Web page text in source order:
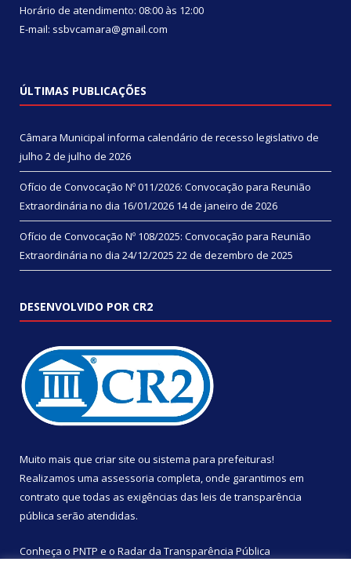
Horário de atendimento: 08:00 às 12:00
E-mail: ssbvcamara@gmail.com
ÚLTIMAS PUBLICAÇÕES
Câmara Municipal informa calendário de recesso legislativo de
julho 2 de julho de 2026
Ofício de Convocação Nº 011/2026: Convocação para Reunião
Extraordinária no dia 16/01/2026 14 de janeiro de 2026
Ofício de Convocação Nº 108/2025: Convocação para Reunião
Extraordinária no dia 24/12/2025 22 de dezembro de 2025
DESENVOLVIDO POR CR2
Muito mais que criar site ou sistema para prefeituras!
Realizamos uma assessoria completa, onde garantimos em
contrato que todas as exigências das leis de transparência
pública serão atendidas.
Conheça o PNTP e o Radar da Transparência Pública